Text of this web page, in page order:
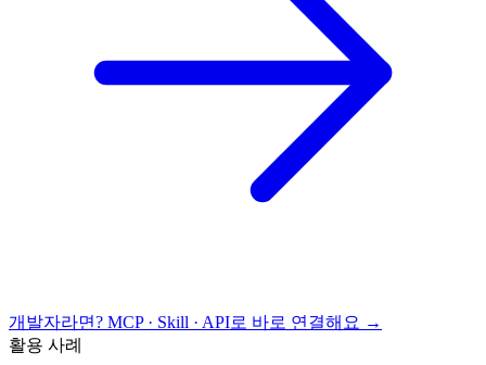
개발자라면? MCP · Skill · API로 바로 연결해요 →
활용 사례